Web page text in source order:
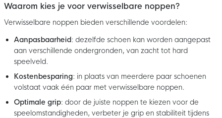
Waarom kies je voor verwisselbare noppen?
Verwisselbare noppen bieden verschillende voordelen:
Aanpasbaarheid: dezelfde schoen kan worden aangepast
aan verschillende ondergronden, van zacht tot hard
speelveld.
Kostenbesparing: in plaats van meerdere paar schoenen
volstaat vaak één paar met verwisselbare noppen.
Optimale grip: door de juiste noppen te kiezen voor de
speelomstandigheden, verbeter je grip en stabiliteit tijdens